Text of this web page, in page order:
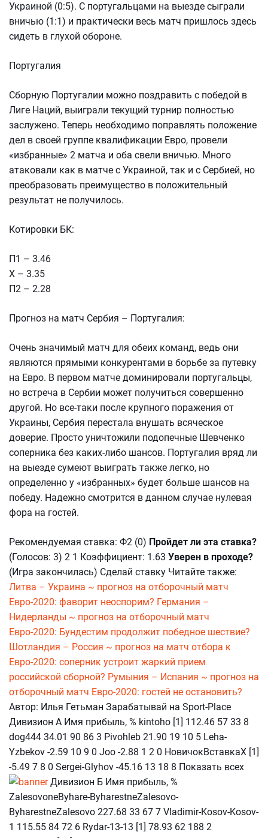
Украиной (0:5). С португальцами на выезде сыграли
вничью (1:1) и практически весь матч пришлось здесь
сидеть в глухой обороне.
Португалия
Сборную Португалии можно поздравить с победой в
Лиге Наций, выиграли текущий турнир полностью
заслужено. Теперь необходимо поправлять положение
дел в своей группе квалификации Евро, провели
«избранные» 2 матча и оба свели вничью. Много
атаковали как в матче с Украиной, так и с Сербией, но
преобразовать преимущество в положительный
результат не получилось.
Котировки БК:
П1 – 3.46
Х – 3.35
П2 – 2.28
Прогноз на матч Сербия – Португалия:
Очень значимый матч для обеих команд, ведь они
являются прямыми конкурентами в борьбе за путевку
на Евро. В первом матче доминировали португальцы,
но встреча в Сербии может получиться совершенно
другой. Но все-таки после крупного поражения от
Украины, Сербия перестала внушать всяческое
доверие. Просто уничтожили подопечные Шевченко
соперника без каких-либо шансов. Португалия вряд ли
на выезде сумеют выиграть также легко, но
определенно у «избранных» будет больше шансов на
победу. Надежно смотрится в данном случае нулевая
фора на гостей.
Рекомендуемая ставка: Ф2 (0) Пройдет ли эта ставка?
(Голосов: 3) 2 1 Коэффициент: 1.63 Уверен в проходе?
(Игра закончилась) Сделай ставку Читайте также:
Литва – Украина ~ прогноз на отборочный матч
Евро-2020: фаворит неоспорим? Германия –
Нидерланды ~ прогноз на отборочный матч
Евро-2020: Бундестим продолжит победное шествие?
Шотландия – Россия ~ прогноз на матч отбора к
Евро-2020: соперник устроит жаркий прием
российской сборной? Румыния – Испания ~ прогноз на
отборочный матч Евро-2020: гостей не остановить?
Автор: Илья Гетьман Зарабатывай на Sport-Place
Дивизион А Имя прибыль, % kintoho [1] 112.46 57 33 8
dog444 34.01 90 86 3 Pivohleb 21.90 19 10 5 Leha-
Yzbekov -2.59 10 9 0 Joo -2.88 1 2 0 НовичокВставкаХ [1]
-5.49 7 8 0 Sergei-Glyhov -45.16 13 18 8 Показать всех
Дивизион Б Имя прибыль, %
ZalesovoneByhare-ByharestneZalesovo-
ByharestneZalesovo 227.68 33 67 7 Vladimir-Kosov-Kosov-
1 115.55 84 72 6 Rydar-13-13 [1] 78.93 62 188 2